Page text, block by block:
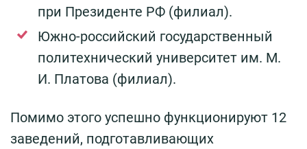
при Президенте РФ (филиал).
Южно-российский государственный
политехнический университет им. М.
И. Платова (филиал).
Помимо этого успешно функционируют 12
заведений, подготавливающих